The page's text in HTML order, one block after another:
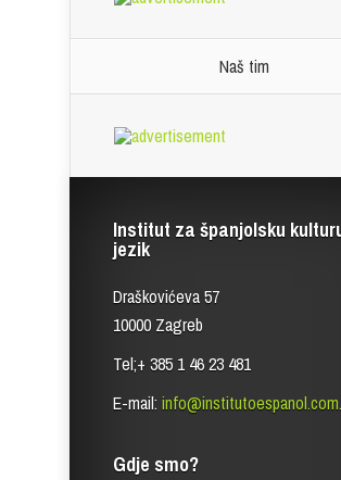
Naš tim
Institut za španjolsku
jezik
Draškovićeva 57
10000 Zagreb
Tel;+ 385 1 46 23 481
E-mail:
Gdje smo?